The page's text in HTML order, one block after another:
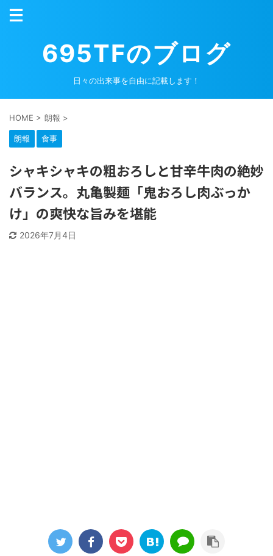
695TFのブログ
日々の出来事を自由に記載します！
HOME > 朗報 >
朗報 食事
シャキシャキの粗おろしと甘辛牛肉の絶妙
バランス。丸亀製麺「鬼おろし肉ぶっか
け」の爽快な旨みを堪能
2026年7月4日